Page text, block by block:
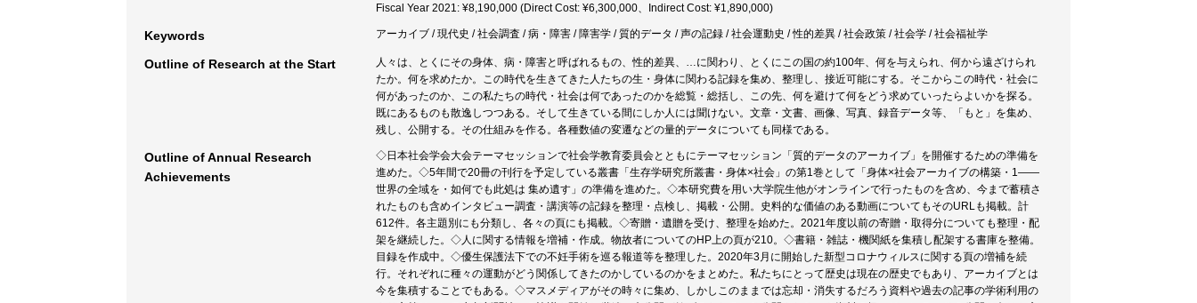
Fiscal Year 2021: ¥8,190,000 (Direct Cost: ¥6,300,000、Indirect Cost: ¥1,890,000)
Keywords アーカイブ / 現代史 / 社会調査 / 病・障害 / 障害学 / 質的データ / 声の記録 / 社会運動史 / 性的差異 / 社会政策 / 社会学 / 社会福祉学
Outline of Research at the Start
人々は、とくにその身体、病・障害と呼ばれるもの、性的差異、…に関わり、とくにこの国の約100年、何を与えられ、何から遠ざけられ
たか。何を求めたか。この時代を生きてきた人たちの生・身体に関わる記録を集め、整理し、接近可能にする。そこからこの時代・社会に
何があったのか、この私たちの時代・社会は何であったのかを総覧・総括し、この先、何を避けて何をどう求めていったらよいかを探る。
既にあるものも散逸しつつある。そして生きている間にしか人には聞けない。文章・文書、画像、写真、録音データ等、「もと」を集め、
残し、公開する。その仕組みを作る。各種数値の変遷などの量的データについても同様である。
Outline of Annual Research
Achievements
◇日本社会学会大会テーマセッションで社会学教育委員会とともにテーマセッション「質的データのアーカイブ」を開催するための準備を
進めた。◇5年間で20冊の刊行を予定している叢書「生存学研究所叢書・身体×社会」の第1巻として「身体×社会アーカイブの構築・1――
世界の全域を・如何でも此処は 集め遺す」の準備を進めた。◇本研究費を用い大学院生他がオンラインで行ったものを含め、今まで蓄積さ
れたものも含めインタビュー調査・講演等の記録を整理・点検し、掲載・公開。史料的な価値のある動画についてもそのURLも掲載。計
612件。各主題別にも分類し、各々の頁にも掲載。◇寄贈・遺贈を受け、整理を始めた。2021年度以前の寄贈・取得分についても整理・配
架を継続した。◇人に関する情報を増補・作成。物故者についてのHP上の頁が210。◇書籍・雑誌・機関紙を集積し配架する書庫を整備。
目録を作成中。◇優生保護法下での不妊手術を巡る報道等を整理した。2020年3月に開始した新型コロナウィルスに関する頁の増補を続
行。それぞれに種々の運動がどう関係してきたのかしているのかをまとめた。私たちにとって歴史は現在の歴史でもあり、アーカイブとは
今を集積することでもある。◇マスメディアがその時々に集め、しかしこのままでは忘却・消失するだろう資料や過去の記事の学術利用の